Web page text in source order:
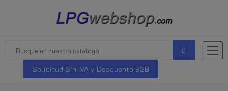
Solicitud Sin IVA y Descuento B2B